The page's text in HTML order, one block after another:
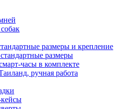
размеры и крепление
размеры
часы в комплекте
ручная работа